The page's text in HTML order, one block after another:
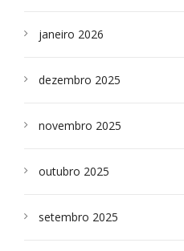
janeiro 2026
dezembro 2025
novembro 2025
outubro 2025
setembro 2025